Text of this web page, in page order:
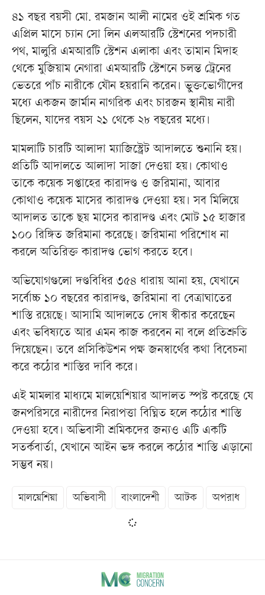
৪১ বছর বয়সী মো. রমজান আলী নামের ওই শ্রমিক গত
এপ্রিল মাসে চ্যান সো লিন এলআরটি স্টেশনের পদচারী
পথ, মালুরি এমআরটি স্টেশন এলাকা এবং তামান মিদাহ
থেকে মুজিয়াম নেগারা এমআরটি স্টেশনে চলন্ত ট্রেনের
ভেতরে পাঁচ নারীকে যৌন হয়রানি করেন। ভুক্তভোগীদের
মধ্যে একজন জার্মান নাগরিক এবং চারজন স্থানীয় নারী
ছিলেন, যাদের বয়স ২১ থেকে ২৮ বছরের মধ্যে।
মামলাটি চারটি আলাদা ম্যাজিস্ট্রেট আদালতে শুনানি হয়।
প্রতিটি আদালতে আলাদা সাজা দেওয়া হয়। কোথাও
তাকে কয়েক সপ্তাহের কারাদণ্ড ও জরিমানা, আবার
কোথাও কয়েক মাসের কারাদণ্ড দেওয়া হয়। সব মিলিয়ে
আদালত তাকে ছয় মাসের কারাদণ্ড এবং মোট ১৫ হাজার
১০০ রিঙ্গিত জরিমানা করেছে। জরিমানা পরিশোধ না
করলে অতিরিক্ত কারাদণ্ড ভোগ করতে হবে।
অভিযোগগুলো দণ্ডবিধির ৩৫৪ ধারায় আনা হয়, যেখানে
সর্বোচ্চ ১০ বছরের কারাদণ্ড, জরিমানা বা বেত্রাঘাতের
শাস্তি রয়েছে। আসামি আদালতে দোষ স্বীকার করেছেন
এবং ভবিষ্যতে আর এমন কাজ করবেন না বলে প্রতিশ্রুতি
দিয়েছেন। তবে প্রসিকিউশন পক্ষ জনস্বার্থের কথা বিবেচনা
করে কঠোর শাস্তির দাবি করে।
এই মামলার মাধ্যমে মালয়েশিয়ার আদালত স্পষ্ট করেছে যে
জনপরিসরে নারীদের নিরাপত্তা বিঘ্নিত হলে কঠোর শাস্তি
দেওয়া হবে। অভিবাসী শ্রমিকদের জন্যও এটি একটি
সতর্কবার্তা, যেখানে আইন ভঙ্গ করলে কঠোর শাস্তি এড়ানো
সম্ভব নয়।
মালয়েশিয়া অভিবাসী বাংলাদেশী আটক অপরাধ